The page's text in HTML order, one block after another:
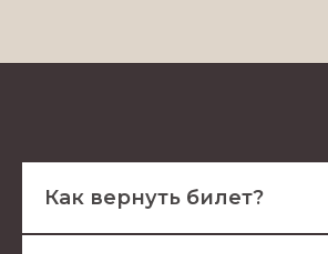
Как вернуть билет?